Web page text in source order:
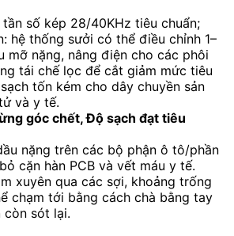
tần số kép 28/40KHz tiêu chuẩn;
hệ thống sưởi có thể điều chỉnh 1–
mỡ nặng, nâng điện cho các phôi
tái chế lọc để cắt giảm mức tiêu
tốn kém cho dây chuyền sản
và y tế.
góc chết, Độ sạch đạt tiêu
nặng trên các bộ phận ô tô/phần
cặn hàn PCB và vết máu y tế.
xuyên qua các sợi, khoảng trống
chạm tới bằng cách chà bằng tay
còn sót lại.